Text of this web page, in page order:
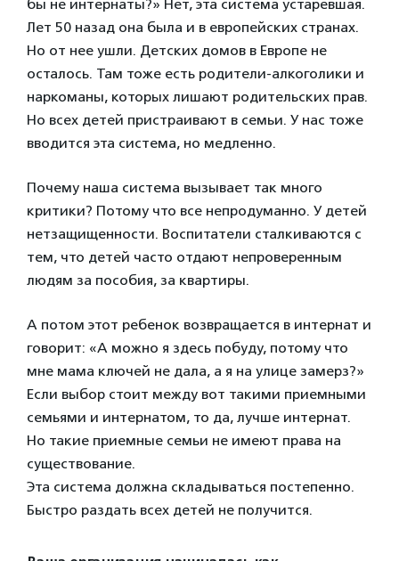
бы не интернаты?» Нет, эта система устаревшая.
Лет 50 назад она была и в европейских странах.
Но от нее ушли. Детских домов в Европе не
осталось. Там тоже есть родители-алкоголики и
наркоманы, которых лишают родительских прав.
Но всех детей пристраивают в семьи. У нас тоже
вводится эта система, но медленно.
Почему наша система вызывает так много
критики? Потому что все непродуманно. У детей
нетзащищенности. Воспитатели сталкиваются с
тем, что детей часто отдают непроверенным
людям за пособия, за квартиры.
А потом этот ребенок возвращается в интернат и
говорит: «А можно я здесь побуду, потому что
мне мама ключей не дала, а я на улице замерз?»
Если выбор стоит между вот такими приемными
семьями и интернатом, то да, лучше интернат.
Но такие приемные семьи не имеют права на
существование.
Эта система должна складываться постепенно.
Быстро раздать всех детей не получится.